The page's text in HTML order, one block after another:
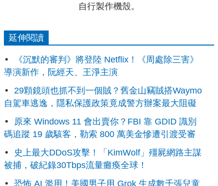
自行製作機殼。
延伸閱讀
《沉默的審判》將登陸 Netflix！《周處除三害》
導演新作，阮經天、王淨主演
29顆鏡頭也抓不到一個賊？舊金山竊賊搭Waymo
自駕車逃逸，隱私保護政策竟成警方辦案最大阻礙
原來 Windows 11 會出賣你？FBI 靠 GDID 識別
碼追蹤 19 歲駭客，勒索 800 萬美金慘遭引渡受審
史上最大DDoS攻擊！「KimWolf」殭屍網路主謀
被捕，破紀錄30Tbps流量癱瘓全球！
恐怖 AI 濫用！美國男子用 Grok 生成數千張兒童